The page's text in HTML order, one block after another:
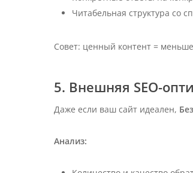
Читабельная структура со
Совет: ценный контент =
5. Внешняя SEO-
Даже если ваш сайт идеален,
Анализ: